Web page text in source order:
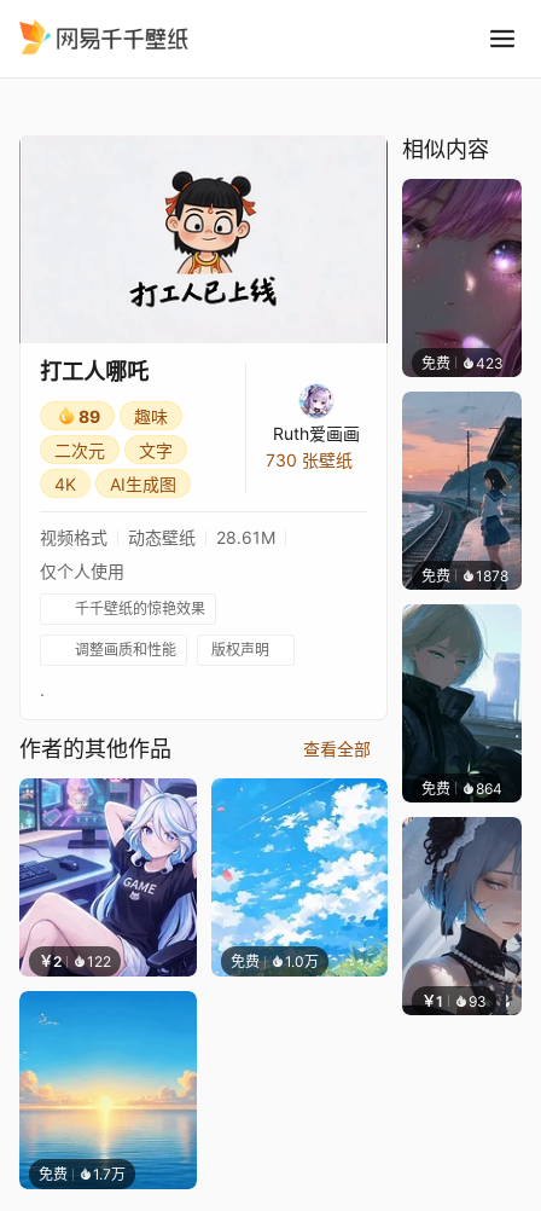
打工人哪吒
89
趣味
二次元
文字
4K
AI生成图
Ruth爱画画
730 张壁纸
视频格式 动态壁纸
28.61M
仅个人使用
千千壁纸的惊艳效果
调整画质和性能 版权声明
.
作者的其他作品 查看全部
￥2 122 免费 1.0万
免费 1.7万
相似内容
免费 423辰东
免费 1878辰东
免费 864辰东
￥1 93 辰东